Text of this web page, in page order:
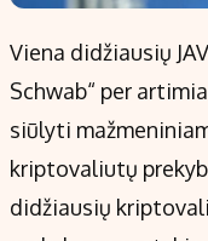
Viena didžiausių
Schwab“ per
siūlyti
kriptovaliutų
didžiausių